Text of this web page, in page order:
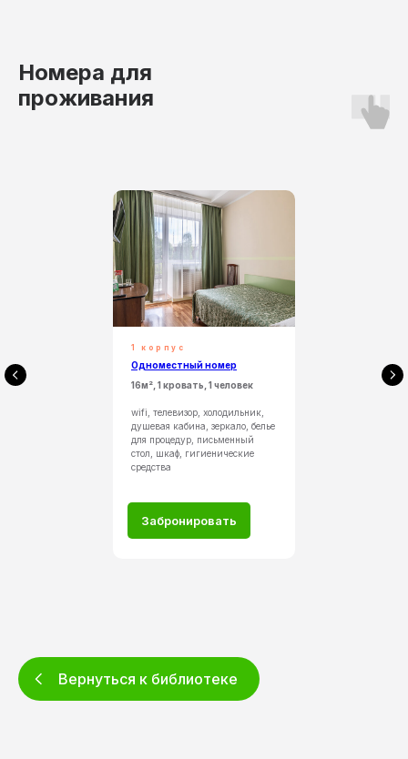
Номера для
проживания
1 корпус
Одноместный номер
16м², 1 кровать, 1 человек
wifi, телевизор, холодильник,
душевая кабина, зеркало, белье
для процедур, письменный
стол, шкаф, гигиенические
средства
Забронировать
Вернуться к библиотеке